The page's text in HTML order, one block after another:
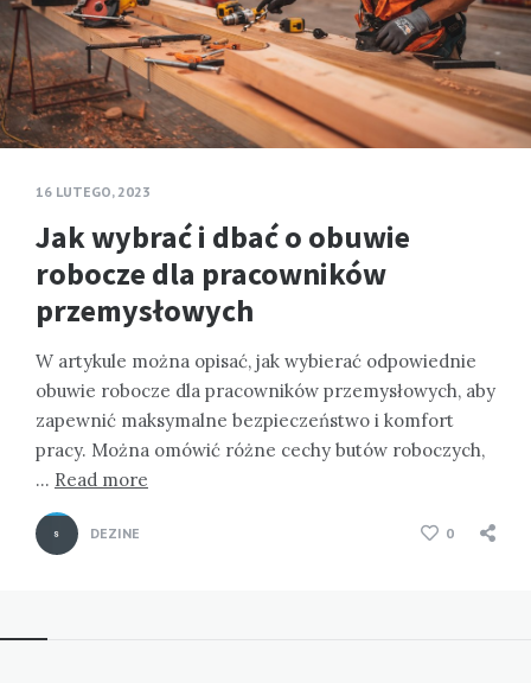
16 LUTEGO, 2023
Jak wybrać i dbać o obuwie
robocze dla pracowników
przemysłowych
W artykule można opisać, jak wybierać odpowiednie
obuwie robocze dla pracowników przemysłowych, aby
zapewnić maksymalne bezpieczeństwo i komfort
pracy. Można omówić różne cechy butów roboczych,
… Read more
DEZINE 0